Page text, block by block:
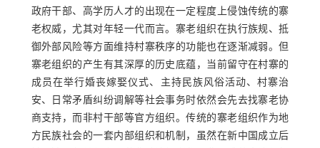
政府干部、高学历人才的出现在一定程度上侵蚀传统的寨
老权威，尤其对年轻一代而言。寨老组织在执行族规、抵
御外部风险等方面维持村寨秩序的功能也在逐渐减弱。但
寨老组织的产生有其深厚的历史底蕴，当前留守在村寨的
成员在举行婚丧嫁娶仪式、主持民族风俗活动、村寨治
安、日常矛盾纠纷调解等社会事务时依然会先去找寨老协
商支持，而非村干部等官方组织。传统的寨老组织作为地
方民族社会的一套内部组织和机制，虽然在新中国成立后